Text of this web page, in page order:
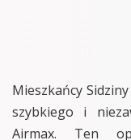
Mieszkańcy
szybkiego i
Airmax. Ten